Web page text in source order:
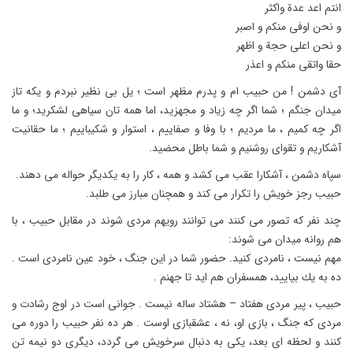
انتم اعد عدة واكثر
و نحن اوفى منكم و اصبر
و نحن اعلى حجة و اظهر
حقا واتقى منكم و اعذر
آى دشمن ! من حبیب ام و پدرم مظهر است ؛ یل بى نظیر نبردم و یكه تاز
میدان جنگم ؛ شما اگر چه زیاد و مجهزید، اما همه تان سیاهى لشكرید؛ و ما
اگر چه كمیم ، ما مردیم ؛ با وفا و صفاییم ، استوار و شكیباییم ؛ ما حقانیت
آشكاریم و تقواى روشنیم و شما باطل محضید.
سپاه دشمن ، آشكارا عقب مى كشد و همه ، كار را به یكدیگر حواله مى دهند.
حبیب رجز خویش را تكرار مى كند و همچنان مبارز مى طلبد.
چند نفر كه تصور مى كنند مى توانند رویهم مردى شوند در مقابل حبیب ، با
هم روانه میدان مى شوند:
مهم نیست ، نامردى كنید. حضور شما در این جنگ ، خود عین نامردى است .
ده به یك بیایید، همسفران هم اید تا جهنم .
حبیب ، پیر مردى هفتاد – هشتاد ساله نیست . جوانى است در اوج رشادت و
مردى كه جنگ ، بازى او، نه ، عشقبازى اوست . هر ده نفر حبیب را دوره مى
كنند و لحظه اى بعد، یكى به دنبال سرخویش مى گردد، دیگرى دو نیمه تن